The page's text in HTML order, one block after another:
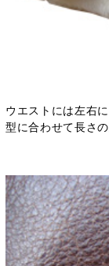
ウエストには左右
型に合わせて長さ